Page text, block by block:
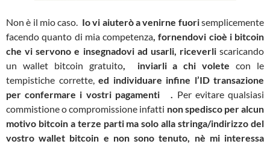
Non è il mio caso. Io vi aiuterò a venirne fuorisemplicemente
facendo quanto di mia competenza , fornendovi cioè i bitcoin
che vi servono e insegnadovi ad usarli, riceverli scaricando
un wallet bitcoin gratuito, inviarli a chi voletecon le
tempistiche corrette, ed individuare infine l’ID transazione
per confermare i vostri pagamenti . Per evitare qualsiasi
commistione o compromissione infatti non spedisco per alcun
motivo bitcoin a terze parti ma solo alla stringa/indirizzo del
vostro wallet bitcoin e non sono tenuto, nè mi interessa